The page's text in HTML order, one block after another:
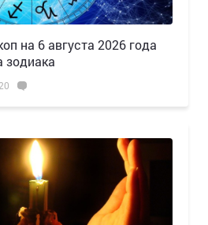
на 6 августа 2026 года
зодиака